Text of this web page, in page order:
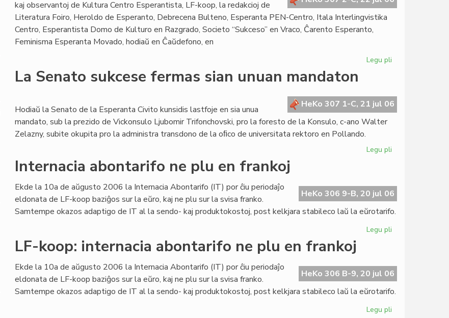
kaj observantoj de Kultura Centro Esperantista, LF-koop, la redakcioj de
Literatura Foiro, Heroldo de Esperanto, Debrecena Bulteno, Esperanta PEN-Centro, Itala Interlingvistika
Centro, Esperantista Domo de Kulturo en Razgrado, Societo “Sukceso” en Vraco, Ĉarento Esperanto,
Feminisma Esperanta Movado, hodiaŭ en Ĉaŭdefono, en
Legu pli
la
kreskon
La Senato sukcese fermas sian unuan mandaton
HeKo 307 1-C, 21 jul 06
Hodiaŭ la Senato de la Esperanta Civito kunsidis lastfoje en sia unua
mandato, sub la prezido de Vickonsulo Ljubomir Trifonchovski, pro la foresto de la Konsulo, c-ano Walter
Zelazny, subite okupita pro la administra transdono de la oﬁco de universitata rektoro en Pollando.
Legu pli
fermas
sian
unuan
Internacia abontarifo ne plu en frankoj
HeKo 306 9-B, 20 jul 06
Ekde la 10a de aŭgusto 2006 la Internacia Abontarifo (IT) por ĉiu periodaĵo
eldonata de LF-koop baziĝos sur la eŭro, kaj ne plu sur la svisa franko.
Samtempe okazos adaptigo de IT al la sendo- kaj produktokostoj, post kelkjara stabileco laŭ la eŭrotarifo.
Legu pli
plu
en
frankoj
LF-koop: internacia abontarifo ne plu en frankoj
HeKo 306 B-9, 20 jul 06
Ekde la 10a de aŭgusto 2006 la Internacia Abontarifo (IT) por ĉiu periodaĵo
eldonata de LF-koop baziĝos sur la eŭro, kaj ne plu sur la svisa franko.
Samtempe okazos adaptigo de IT al la sendo- kaj produktokostoj, post kelkjara stabileco laŭ la eŭrotarifo.
Legu pli